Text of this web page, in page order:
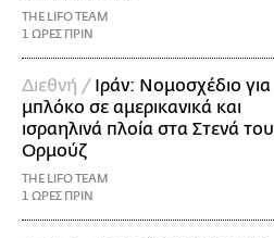
THE LIFO TEAM
1 ΩΡΕΣ ΠΡΙΝ
Διεθνή / Ιράν: Νομοσχέδιο για
μπλόκο σε αμερικανικά και
ισραηλινά πλοία στα Στενά του
Ορμούζ
THE LIFO TEAM
1 ΩΡΕΣ ΠΡΙΝ